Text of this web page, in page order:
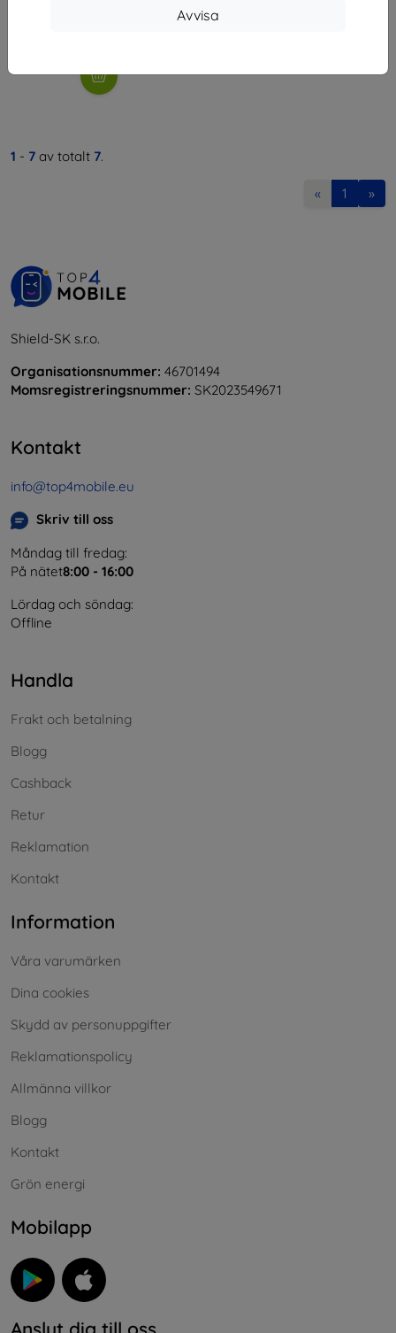
Avvisa
1 - 7 av totalt 7.
« 1 »
Shield-SK s.r.o.
Organisationsnummer: 46701494
Momsregistreringsnummer: SK2023549671
Kontakt
info@top4mobile.eu
Skriv till oss
Måndag till fredag:
På nätet8:00 - 16:00
Lördag och söndag:
Offline
Handla
Frakt och betalning
Blogg
Cashback
Retur
Reklamation
Kontakt
Information
Våra varumärken
Dina cookies
Skydd av personuppgifter
Reklamationspolicy
Allmänna villkor
Blogg
Kontakt
Grön energi
Mobilapp
Anslut dig till oss